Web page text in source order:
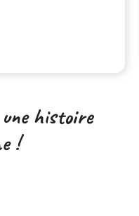
histoire
!